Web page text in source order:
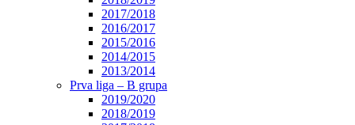
2017/2018
2016/2017
2015/2016
2014/2015
2013/2014
Prva liga – B grupa
2019/2020
2018/2019